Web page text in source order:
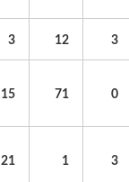
3 12 3
15 71 0
21 1 3